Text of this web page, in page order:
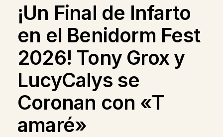
¡Un Final de Infarto
en el Benidorm Fest
2026! Tony Grox y
LucyCalys se
Coronan con «T
amaré»